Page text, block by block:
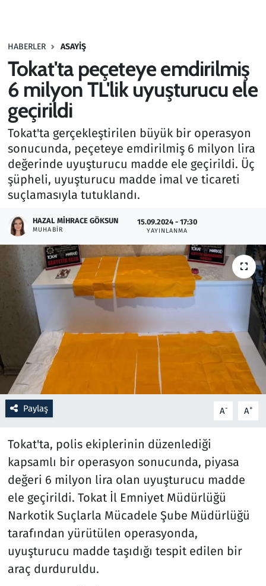
HABERLER ASAYIŞ
Tokat'ta peçeteye emdirilmiş
6 milyon TL'lik uyuşturucu ele
geçirildi
Tokat'ta gerçekleştirilen büyük bir operasyon
sonucunda, peçeteye emdirilmiş 6 milyon lira
değerinde uyuşturucu madde ele geçirildi. Üç
şüpheli, uyuşturucu madde imal ve ticareti
suçlamasıyla tutuklandı.
HAZAL MIHRACE GÖKSUN
MUHABIR
15.09.2024 - 17:30
YAYINLANMA
Paylaş A- A+
Tokat'ta, polis ekiplerinin düzenlediği
kapsamlı bir operasyon sonucunda, piyasa
değeri 6 milyon lira olan uyuşturucu madde
ele geçirildi. Tokat İl Emniyet Müdürlüğü
Narkotik Suçlarla Mücadele Şube Müdürlüğü
tarafından yürütülen operasyonda,
uyuşturucu madde taşıdığı tespit edilen bir
araç durduruldu.
Haber
Kültür Sanat
Kurumsal Haberler
Lezzet Durağı
Memur ve Kamu
Otomobil
Oyun
Ramazan
Resmi İlanlar
Rüya Tabirleri
Sağlık
Savunma Sanayi
Seçim 2023
Spor
Teknoloji ve Bilim
Televizyon